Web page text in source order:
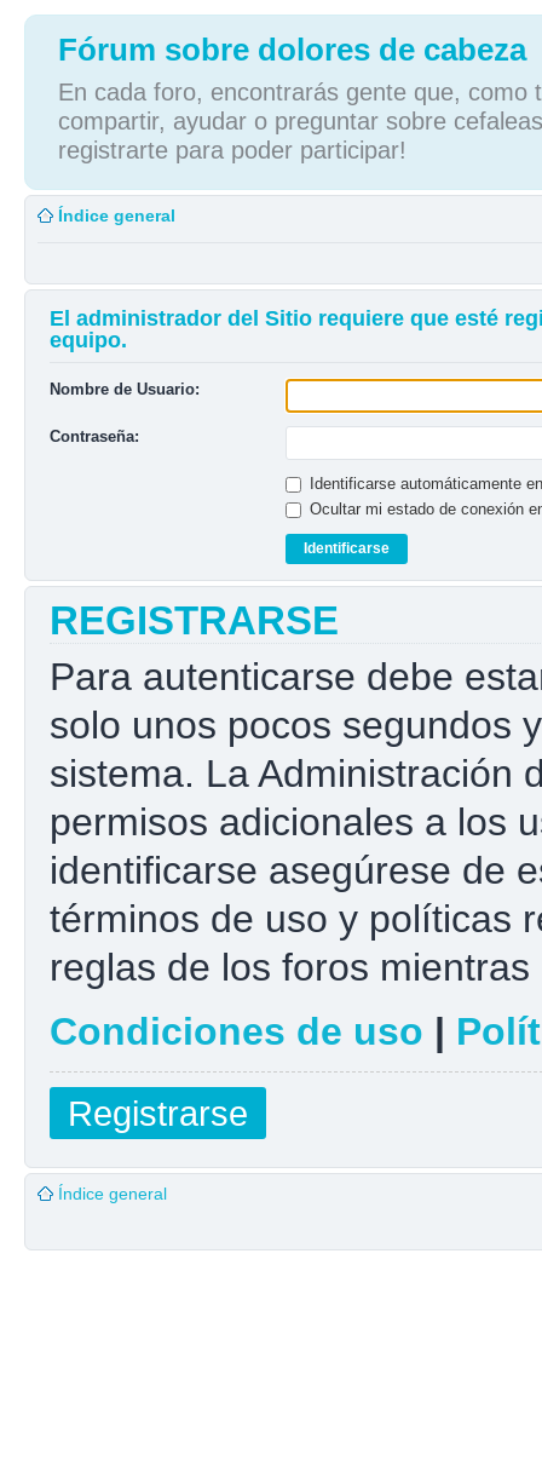
Fórum sobre dolores de cabeza
En cada foro, encontrarás gente que, como
compartir, ayudar o preguntar sobre
registrarte para poder participar!
Índice general
El administrador del Sitio requiere que esté
equipo.
Nombre de Usuario:
Contraseña:
Identificarse automáticamente
Ocultar mi estado de conexión
REGISTRARSE
Para autenticarse debe
solo unos pocos segundos
sistema. La Administración
permisos adicionales a los
identificarse asegúrese de
términos de uso y políticas
reglas de los foros
Condiciones de uso |
Registrarse
Índice general